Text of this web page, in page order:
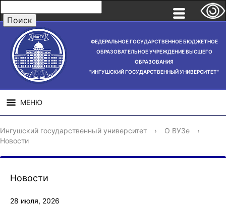
ФЕДЕРАЛЬНОЕ ГОСУДАРСТВЕННОЕ БЮДЖЕТНОЕ
ОБРАЗОВАТЕЛЬНОЕ УЧРЕЖДЕНИЕ ВЫСШЕГО
ОБРАЗОВАНИЯ
"ИНГУШСКИЙ ГОСУДАРСТВЕННЫЙ УНИВЕРСИТЕТ"
МЕНЮ
СВЕДЕНИЯ ОБ
ОБРАЗОВАТЕЛЬНОЙ
НАУЧНАЯ
ДЕЯТЕЛЬНОСТЬ
Ингушский государственный университет › О ВУЗе
›
Новости
Новости
28 июля, 2026